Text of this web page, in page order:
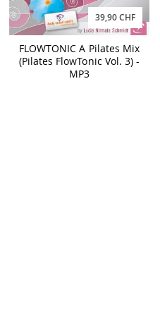
39,90 CHF
FLOWTONIC A Pilates Mix
(Pilates FlowTonic Vol. 3) -
MP3